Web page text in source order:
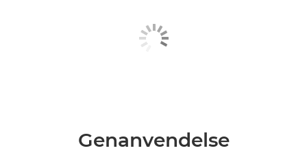
Genanvendelse